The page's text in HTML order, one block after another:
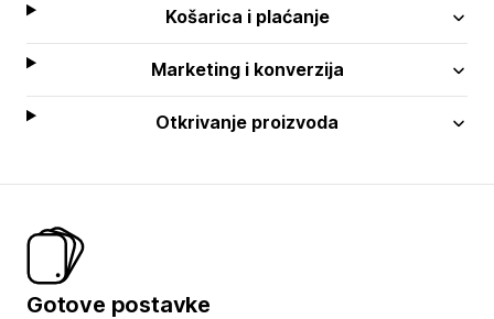
Košarica i plaćanje
Marketing i konverzija
Otkrivanje proizvoda
Gotove postavke